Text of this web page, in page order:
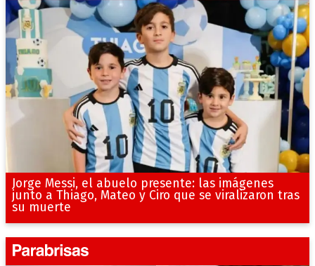
Jorge Messi, el abuelo presente: las imágenes
junto a Thiago, Mateo y Ciro que se viralizaron tras
su muerte